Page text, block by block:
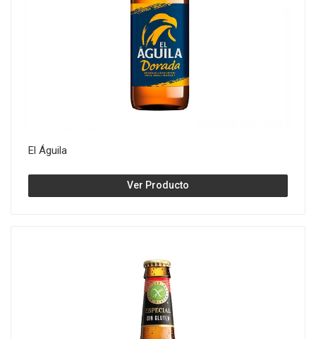
El Águila
Ver Producto